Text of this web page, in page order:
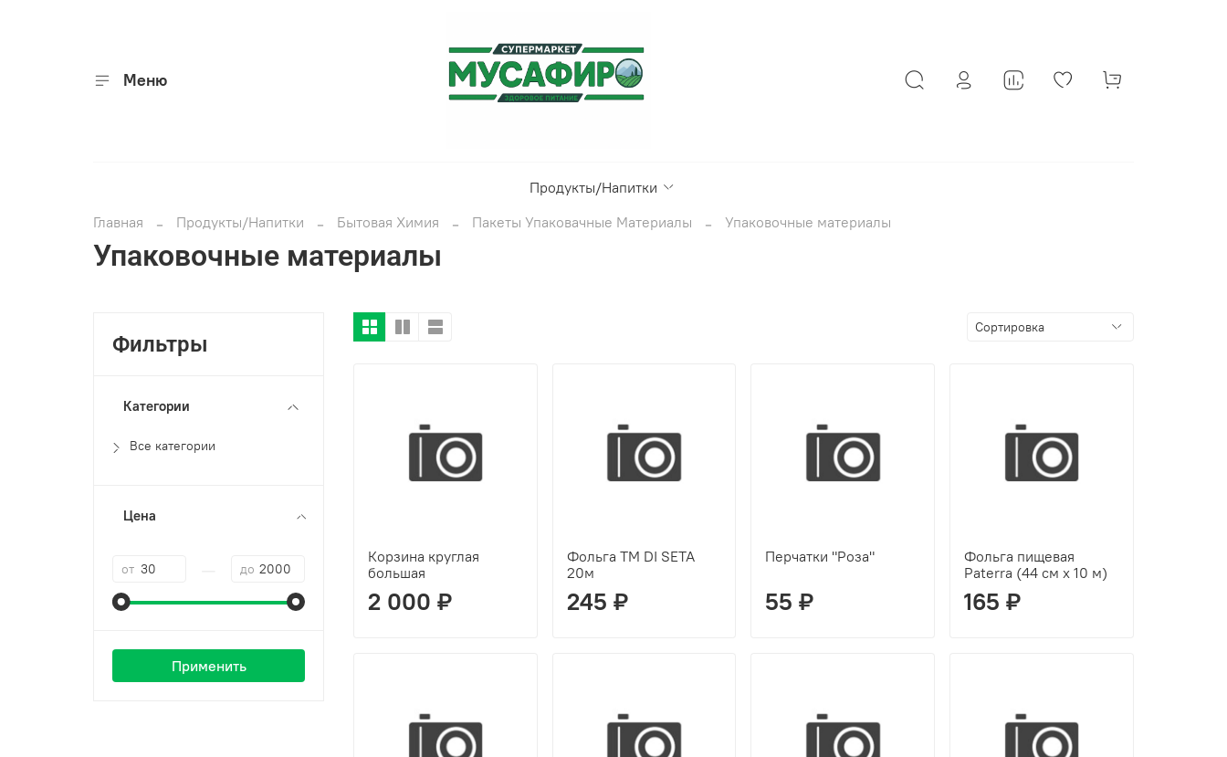
Меню
Продукты/Напитки
Главная
Продукты/Напитки Бытовая Химия Пакеты Упаковачные Материалы Упаковочные материалы
Упаковочные материалы
Корзина круглая
большая
2 000 ₽
Фольга ТМ DI SETA
20м
245 ₽
Перчатки "Роза"
55 ₽
Фольга пищевая
Paterra (44 см x 10 м)
165 ₽
Фильтры
Категории
Все категории
Цена
от до
Применить